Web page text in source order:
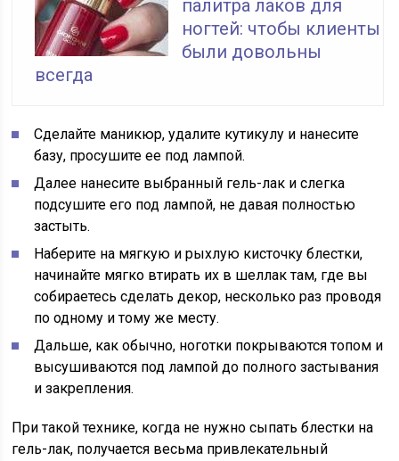
палитра лаков для
ногтей: чтобы клиенты
были довольны
всегда
Сделайте маникюр, удалите кутикулу и нанесите
базу, просушите ее под лампой.
Далее нанесите выбранный гель-лак и слегка
подсушите его под лампой, не давая полностью
застыть.
Наберите на мягкую и рыхлую кисточку блестки,
начинайте мягко втирать их в шеллак там, где вы
собираетесь сделать декор, несколько раз проводя
по одному и тому же месту.
Дальше, как обычно, ноготки покрываются топом и
высушиваются под лампой до полного застывания
и закрепления.
При такой технике, когда не нужно сыпать блестки на
гель-лак, получается весьма привлекательный